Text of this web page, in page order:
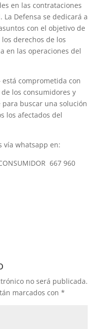
en las contrataciones
Defensa se dedicará a
con el objetivo de
derechos de los
en las operaciones del
está comprometida con
los consumidores y
buscar una solución
los afectados del
vía whatsapp en:
667 960
no será publicada.
marcados con *